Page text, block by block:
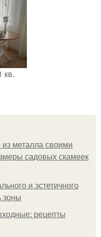
кв.
металла своими
садовых скамеек
и эстетичного
зоны
рецепты